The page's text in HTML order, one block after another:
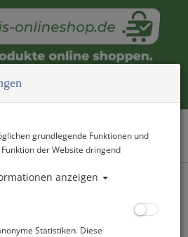
Search & Recovery /
grundlegende Funktionen und
der Website dringend
anzeigen
Statistiken. Diese